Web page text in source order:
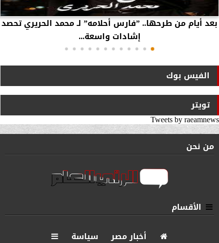
بعد أيام من طرحها.. ”فارس أحلامه” لـ محمد الحريري تحصد
إشادات واسعة...
الفيس بوك
تويتر
Tweets by raeamnews
من نحن
الأقسام
أخبار مصر
سياسة